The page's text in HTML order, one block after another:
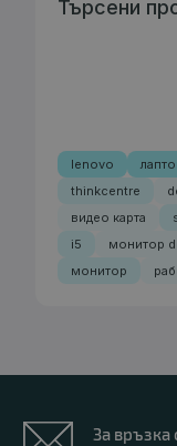
Търсени
lenovo
thinkcentre
видео карта
i5
монитор
монитор
За връзка